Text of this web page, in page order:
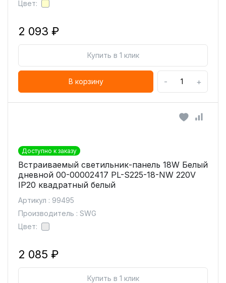
Цвет:
2 093 ₽
Купить в 1 клик
В корзину - +
Доступно к заказу
Встраиваемый светильник-панель 18W Белый
дневной 00-00002417 PL-S225-18-NW 220V
IP20 квадратный белый
Артикул : 99495
Производитель : SWG
Цвет:
2 085 ₽
Купить в 1 клик